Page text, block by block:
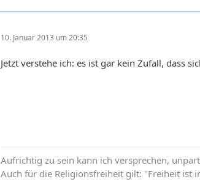
10. Januar 2013 um 20:35
Jetzt verstehe ich: es ist gar kein Zufall, dass
Aufrichtig zu sein kann ich versprechen,
Auch für die Religionsfreiheit gilt: "Freiheit ist